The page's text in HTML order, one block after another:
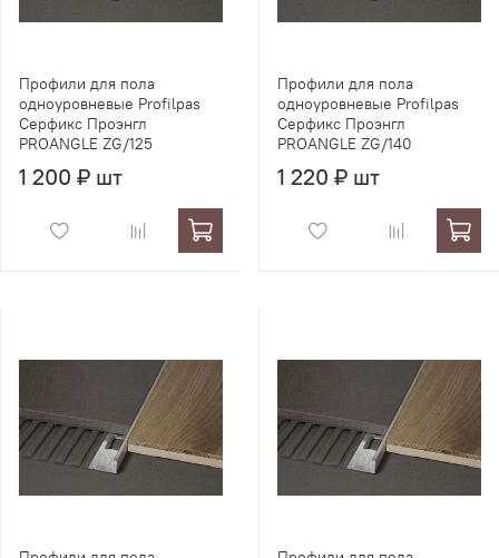
Профили для пола
одноуровневые Profilpas
Серфикс Проэнгл
PROANGLE ZG/125
1 200 ₽ шт
Профили для пола
одноуровневые Profilpas
Серфикс Проэнгл
PROANGLE ZG/140
1 220 ₽ шт